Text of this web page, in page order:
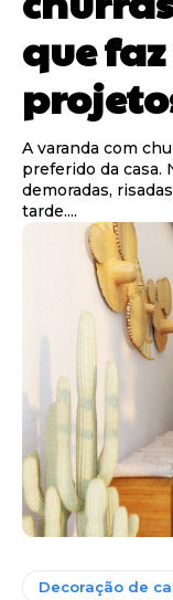
que
A varanda com
preferido da casa.
demoradas,
tarde....
Decoração de